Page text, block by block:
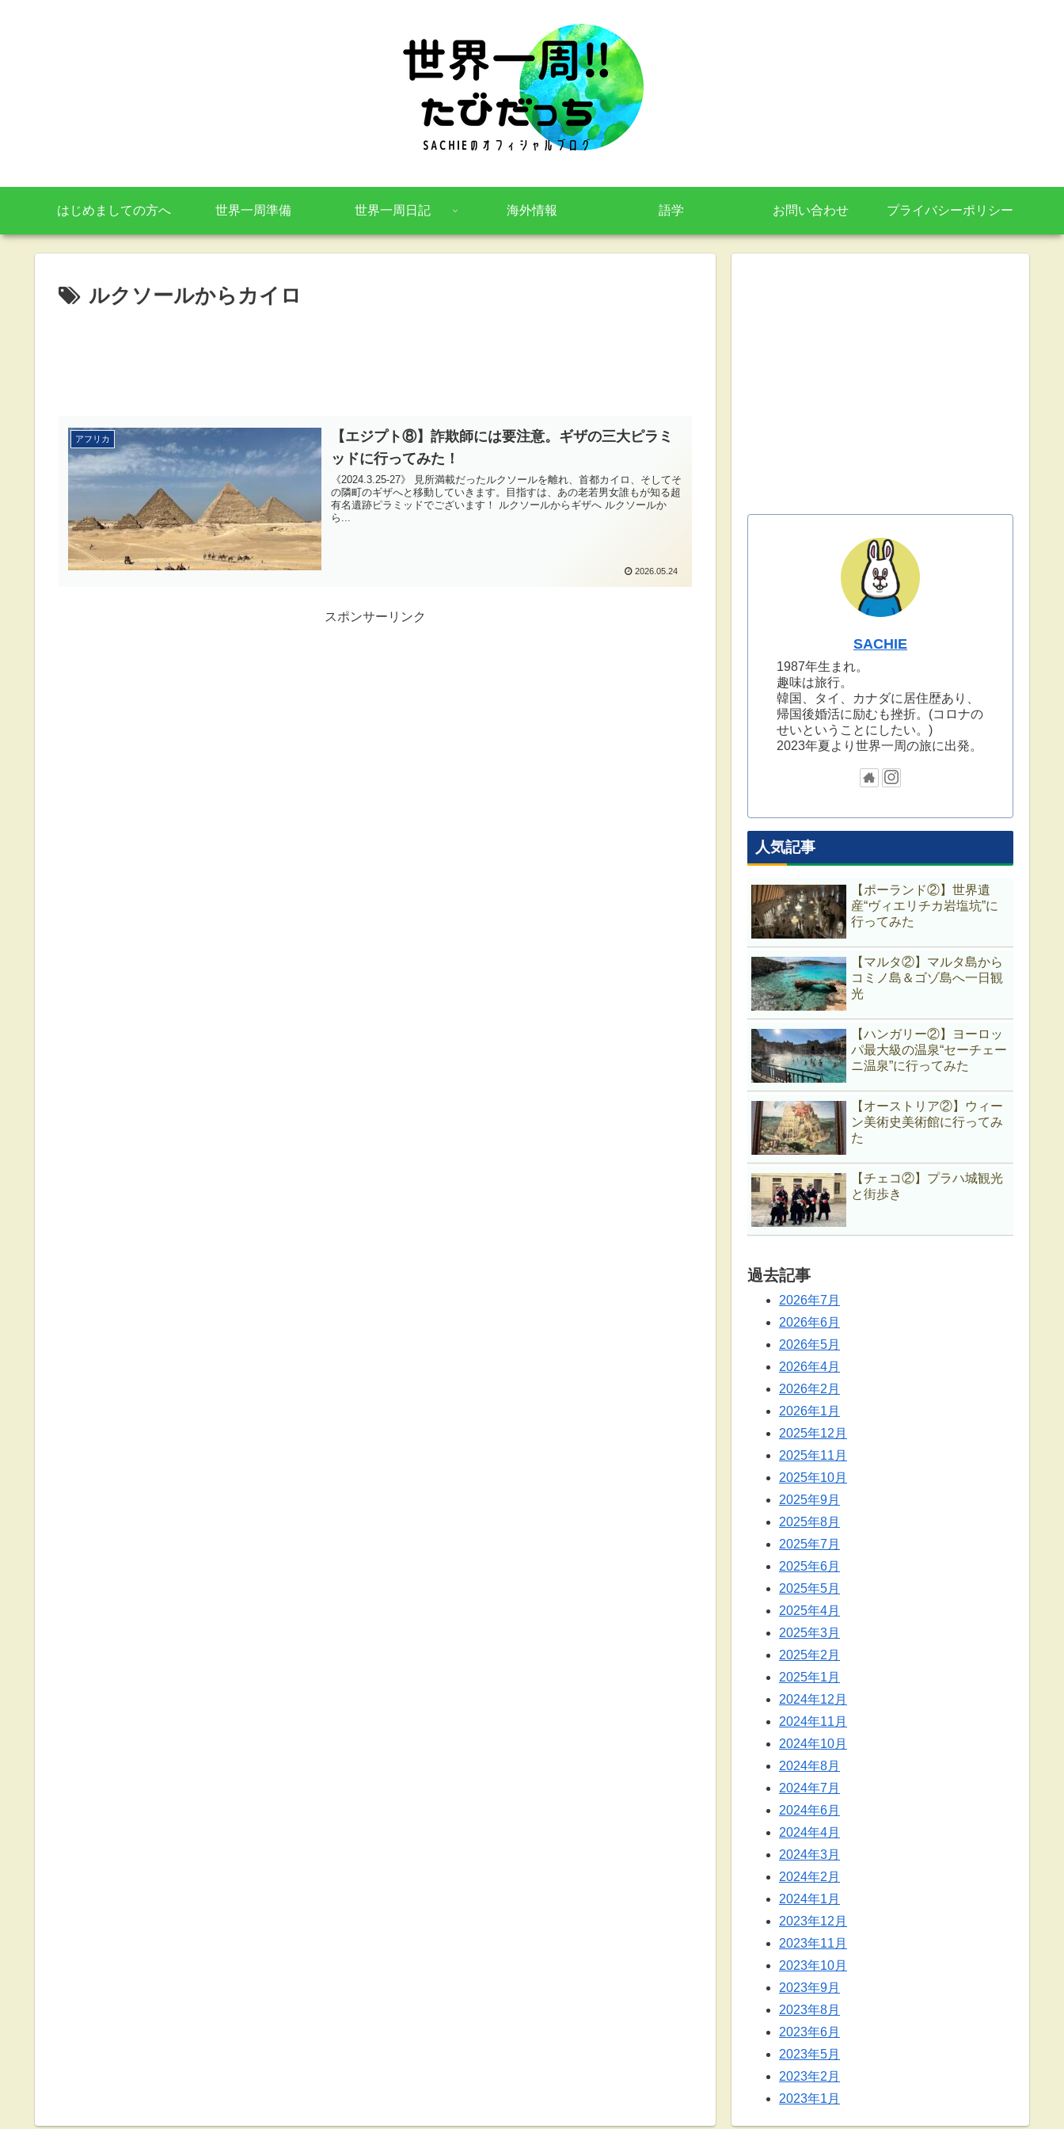
はじめましての方へ 世界一周準備 世界一周日記 海外情報 語学 お問い合わせ プライバシーポリシー
ルクソールからカイロ
アフリカ
【エジプト⑧】詐欺師には要注意。ギザの三大ピラミ
ッドに行ってみた！
《2024.3.25-27》 見所満載だったルクソールを離れ、首都カイロ、そしてそ
の隣町のギザへと移動していきます。目指すは、あの老若男女誰もが知る超
有名遺跡ピラミッドでございます！ ルクソールからギザへ ルクソールか
ら...
2026.05.24
スポンサーリンク
SACHIE
1987年生まれ。
趣味は旅行。
韓国、タイ、カナダに居住歴あり、
帰国後婚活に励むも挫折。(コロナの
せいということにしたい。)
2023年夏より世界一周の旅に出発。
人気記事
【ポーランド②】世界遺
産“ヴィエリチカ岩塩坑”に
行ってみた
【マルタ②】マルタ島から
コミノ島＆ゴゾ島へ一日観
光
【ハンガリー②】ヨーロッ
パ最大級の温泉“セーチェー
ニ温泉”に行ってみた
【オーストリア②】ウィー
ン美術史美術館に行ってみ
た
【チェコ②】プラハ城観光
と街歩き
過去記事
2026年7月
2026年6月
2026年5月
2026年4月
2026年2月
2026年1月
2025年12月
2025年11月
2025年10月
2025年9月
2025年8月
2025年7月
2025年6月
2025年5月
2025年4月
2025年3月
2025年2月
2025年1月
2024年12月
2024年11月
2024年10月
2024年8月
2024年7月
2024年6月
2024年4月
2024年3月
2024年2月
2024年1月
2023年12月
2023年11月
2023年10月
2023年9月
2023年8月
2023年6月
2023年5月
2023年2月
2023年1月